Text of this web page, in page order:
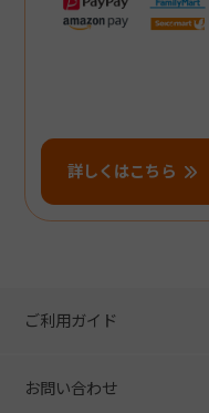
詳しくはこちら
ご利用ガイド
お問い合わせ